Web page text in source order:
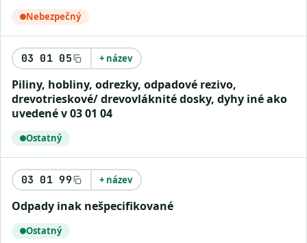
Nebezpečný
03 01 05 + název
piliny, hobliny, odrezky, odpadové rezivo,
drevotrieskové/ drevovláknité dosky, dyhy iné ako
uvedené v 03 01 04
Ostatný
03 01 99 + název
odpady inak nešpecifikované
Ostatný